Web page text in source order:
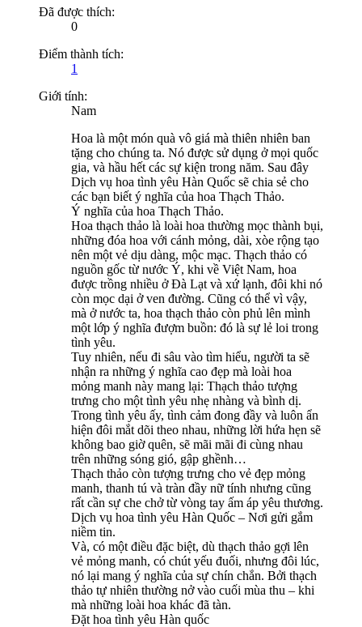
Đã được thích:
0
Điểm thành tích:
1
Giới tính:
Nam
Hoa là một món quà vô giá mà thiên nhiên ban
tặng cho chúng ta. Nó được sử dụng ở mọi quốc
gia, và hầu hết các sự kiện trong năm. Sau đây
Dịch vụ hoa tình yêu Hàn Quốc sẽ chia sẻ cho
các bạn biết ý nghĩa của hoa Thạch Thảo.
Ý nghĩa của hoa Thạch Thảo.
Hoa thạch thảo là loài hoa thường mọc thành bụi,
những đóa hoa với cánh mỏng, dài, xòe rộng tạo
nên một vẻ dịu dàng, mộc mạc. Thạch thảo có
nguồn gốc từ nước Ý, khi về Việt Nam, hoa
được trồng nhiều ở Đà Lạt và xứ lạnh, đôi khi nó
còn mọc dại ở ven đường. Cũng có thể vì vậy,
mà ở nước ta, hoa thạch thảo còn phủ lên mình
một lớp ý nghĩa đượm buồn: đó là sự lẻ loi trong
tình yêu.
Tuy nhiên, nếu đi sâu vào tìm hiểu, người ta sẽ
nhận ra những ý nghĩa cao đẹp mà loài hoa
mỏng manh này mang lại: Thạch thảo tượng
trưng cho một tình yêu nhẹ nhàng và bình dị.
Trong tình yêu ấy, tình cảm đong đầy và luôn ẩn
hiện đôi mắt dõi theo nhau, những lời hứa hẹn sẽ
không bao giờ quên, sẽ mãi mãi đi cùng nhau
trên những sóng gió, gập ghềnh…
Thạch thảo còn tượng trưng cho vẻ đẹp mỏng
manh, thanh tú và tràn đầy nữ tính nhưng cũng
rất cần sự che chở từ vòng tay ấm áp yêu thương.
Dịch vụ hoa tình yêu Hàn Quốc – Nơi gửi gắm
niềm tin.
Và, có một điều đặc biệt, dù thạch thảo gợi lên
vẻ mỏng manh, có chút yếu đuối, nhưng đôi lúc,
nó lại mang ý nghĩa của sự chín chắn. Bởi thạch
thảo tự nhiên thường nở vào cuối mùa thu – khi
mà những loài hoa khác đã tàn.
Đặt hoa tình yêu Hàn quốc